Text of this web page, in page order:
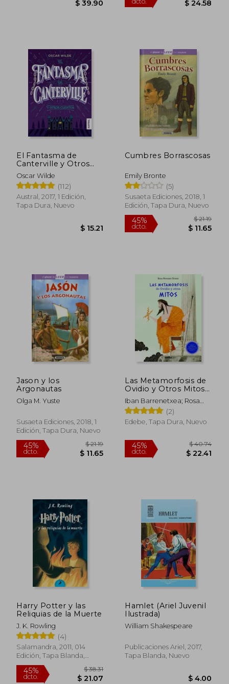
45%
Rápido
45%
dcto.
El Fantasma de
Canterville y Otros
Cuentos
Oscar Wilde
(112)
Austral, 2017, 1 Edición,
Tapa Dura, Nuevo
Cumbres Borrascosas
Emily Bronte
(5)
Susaeta Ediciones, 2018, 1
Edición, Tapa Dura, Nuevo
Jason y los
Argonautas
Olga M. Yuste
Susaeta Ediciones, 2018, 1
Edición, Tapa Dura, Nuevo
Las Metamorfosis de
Ovidio y Otros Mitos
(Para Entender la
Mitología Clásica)
Iban Barrenetxea; Rosa
Navarro Durán
(2)
Edebe, Tapa Dura, Nuevo
Harry Potter y las
Reliquias de la Muerte
J. K. Rowling
(4)
Salamandra, 2011, 014
Edición, Tapa Blanda,
Nuevo
Hamlet (Ariel Juvenil
Ilustrada)
William Shakespeare
Publicaciones Ariel, 2017,
Tapa Blanda, Nuevo